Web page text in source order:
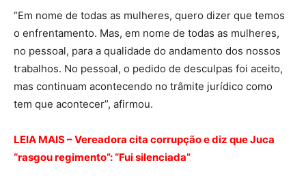
“Em nome de todas as mulheres, quero dizer que temos
o enfrentamento. Mas, em nome de todas as mulheres,
no pessoal, para a qualidade do andamento dos nossos
trabalhos. No pessoal, o pedido de desculpas foi aceito,
mas continuam acontecendo no trâmite jurídico como
tem que acontecer”, afirmou.
LEIA MAIS – Vereadora cita corrupção e diz que Juca
“rasgou regimento”: “Fui silenciada”